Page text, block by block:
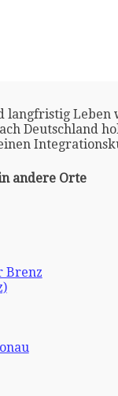
langfristig Leben
Deutschland
andere Orte
Brenz